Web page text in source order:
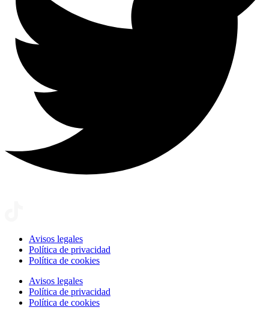
Avisos legales
Política de privacidad
Política de cookies
Avisos legales
Política de privacidad
Política de cookies